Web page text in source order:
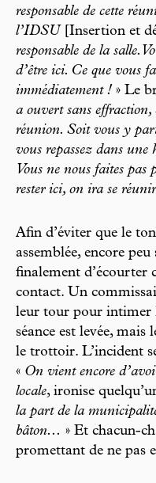
responsable de cette
l’IDSU [Insertion et
responsable de la salle.
d’être ici. Ce que vous
immédiatement ! » Le
a ouvert sans
réunion. Soit vous y
vous repassez dans une
Vous ne nous faites pas
rester ici, on ira se
Afin d’éviter que le
assemblée, encore
finalement d’écourter
contact. Un
leur tour pour intimer
séance est levée, mais
le trottoir. L’incident
« On vient encore
locale, ironise
la part de la
bâton... » Et chacun-
promettant de ne pas